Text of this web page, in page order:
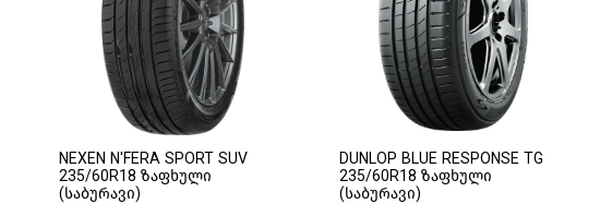
NEXEN N'FERA SPORT SUV
235/60R18 ზაფხული
(საბურავი)
DUNLOP BLUE RESPONSE TG
235/60R18 ზაფხული
(საბურავი)